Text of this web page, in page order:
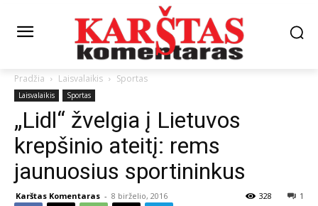
Pradžia Laisvalaikis Sportas
Laisvalaikis Sportas
„Lidl“ žvelgia į Lietuvos
krepšinio ateitį: rems
jaunuosius sportininkus
Karštas Komentaras - 8 birželio, 2016 1
328